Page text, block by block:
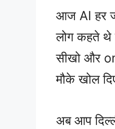
आज AI हर
लोग कहते थे
सीखो और
मौके खोल
अब आप